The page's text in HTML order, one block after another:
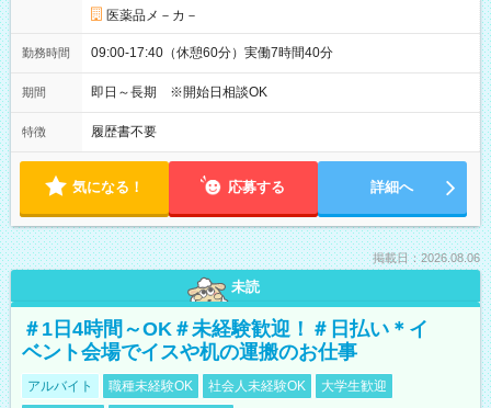
医薬品メ－カ－
勤務時間 09:00-17:40（休憩60分）実働7時間40分
期間 即日～長期 ※開始日相談OK
特徴 履歴書不要
気になる！ 応募する 詳細へ
掲載日：2026.08.06
未読
＃1日4時間～OK＃未経験歓迎！＃日払い＊イ
ベント会場でイスや机の運搬のお仕事
アルバイト 職種未経験OK 社会人未経験OK
大学生歓迎